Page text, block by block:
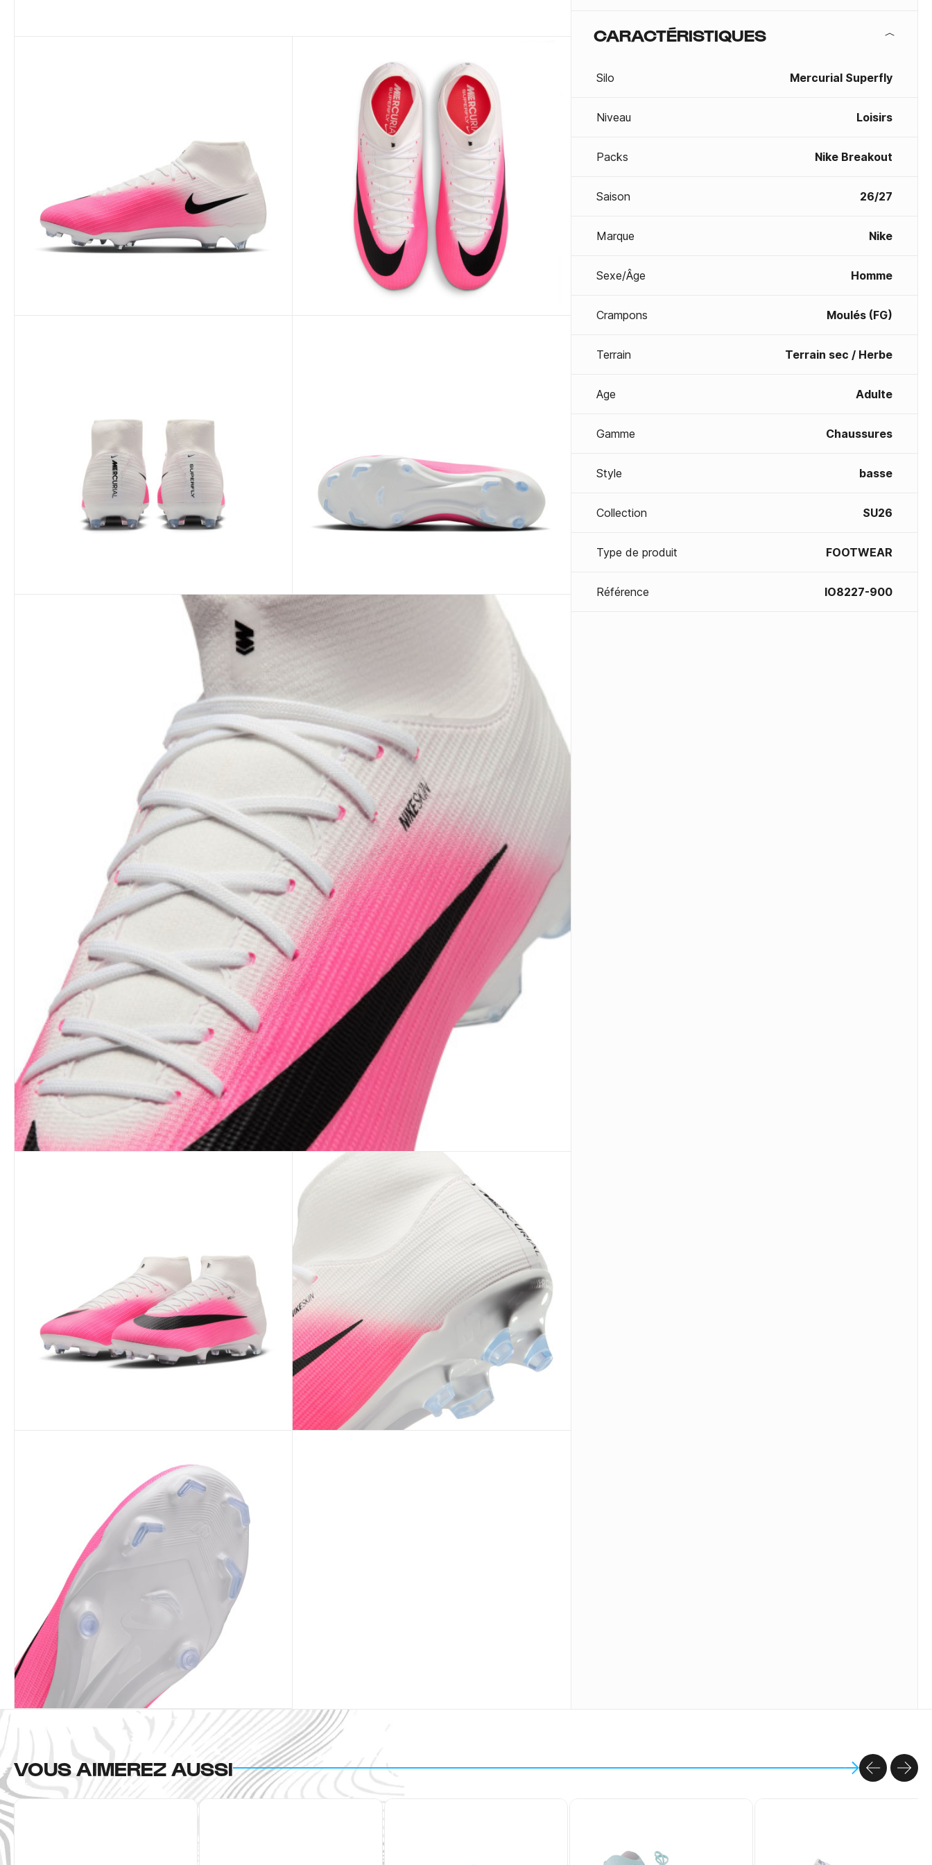
CARACTÉRISTIQUES
Silo Mercurial Superfly
Niveau Loisirs
Packs Nike Breakout
Saison 26/27
Marque Nike
Sexe/Âge Homme
Crampons Moulés (FG)
Terrain Terrain sec / Herbe
Age Adulte
Gamme Chaussures
Style basse
Collection SU26
Type de produit FOOTWEAR
Référence IO8227-900
VOUS AIMEREZ AUSSI